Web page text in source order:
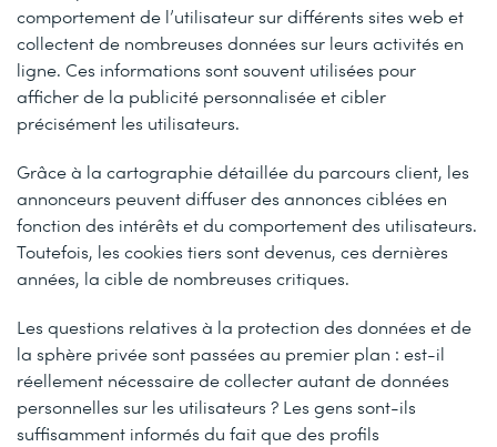
comportement de l’utilisateur sur différents sites web et
collectent de nombreuses données sur leurs activités en
ligne. Ces informations sont souvent utilisées pour
afficher de la publicité personnalisée et cibler
précisément les utilisateurs.
Grâce à la cartographie détaillée du parcours client, les
annonceurs peuvent diffuser des annonces ciblées en
fonction des intérêts et du comportement des utilisateurs.
Toutefois, les cookies tiers sont devenus, ces dernières
années, la cible de nombreuses critiques.
Les questions relatives à la protection des données et de
la sphère privée sont passées au premier plan : est-il
réellement nécessaire de collecter autant de données
personnelles sur les utilisateurs ? Les gens sont-ils
suffisamment informés du fait que des profils